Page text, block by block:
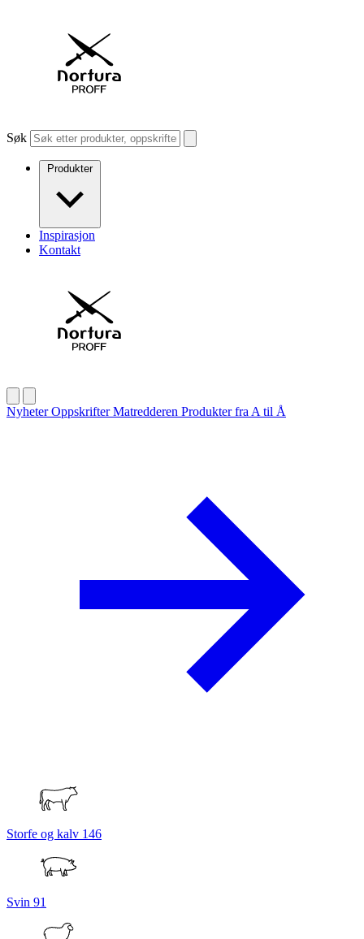
Søk
Produkter
Inspirasjon
Kontakt
NyheterOppskrifterMatredderen Produkter fra A til Å
Storfe og kalv 146
Svin 91